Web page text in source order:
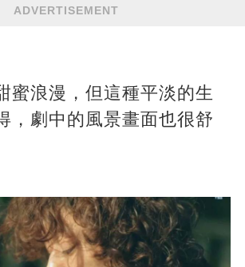
ADVERTISEMENT
蜜浪漫，但這種平淡的生
，劇中的風景畫面也很舒